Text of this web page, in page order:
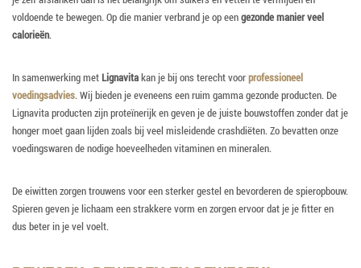
voldoende te bewegen. Op die manier verbrand je op eengezonde manier veel
calorieën.
In samenwerking met Lignavitakan je bij ons terecht voorprofessioneel
voedingsadvies. Wij bieden je eveneens een ruim gamma gezonde producten. De
Lignavita producten zijn proteïnerijk en geven je de juiste bouwstoffen zonder dat je
honger moet gaan lijden zoals bij veel misleidende crashdiëten. Zo bevatten onze
voedingswaren de nodige hoeveelheden vitaminen en mineralen.
De eiwitten zorgen trouwens voor een sterker gestel en bevorderen de spieropbouw.
Spieren geven je lichaam een strakkere vorm en zorgen ervoor dat je je fitter en
dus beter in je vel voelt.